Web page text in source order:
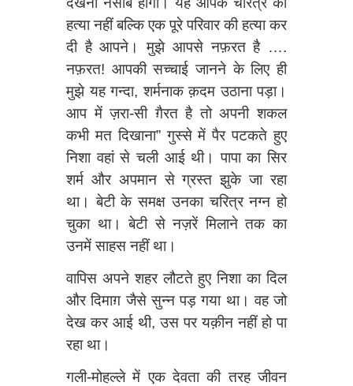
हत्या नहीं बल्कि एक पूरे परिवार की हत्या कर
दी है आपने। मुझे आपसे नफ़रत है ….
नफ़रत! आपकी सच्चाई जानने के लिए ही
मुझे यह गन्दा, शर्मनाक क़दम उठाना पड़ा।
आप में ज़रा-सी ग़ैरत है तो अपनी शकल
कभी मत दिखाना” गुस्से में पैर पटकते हुए
निशा वहां से चली आई थी। पापा का सिर
शर्म और अपमान से ग्रस्त झुके जा रहा
था। बेटी के समक्ष उनका चरित्र नग्न हो
चुका था। बेटी से नज़रें मिलाने तक का
उनमें साहस नहीं था।
वापिस अपने शहर लौटते हुए निशा का दिल
और दिमाग़ जैसे सुन्न पड़ गया था। वह जो
देख कर आई थी, उस पर यक़ीन नहीं हो पा
रहा था।
गली-मोहल्ले में एक देवता की तरह जीवन